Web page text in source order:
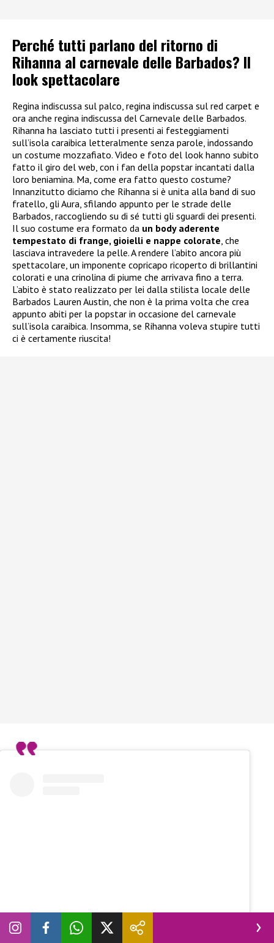
Perché tutti parlano del ritorno di
Rihanna al carnevale delle Barbados? Il
look spettacolare
Regina indiscussa sul palco, regina indiscussa sul red carpet e
ora anche regina indiscussa del Carnevale delle Barbados.
Rihanna ha lasciato tutti i presenti ai festeggiamenti
sull’isola caraibica letteralmente senza parole, indossando
un costume mozzafiato. Video e foto del look hanno subito
fatto il giro del web, con i fan della popstar incantati dalla
loro beniamina. Ma, come era fatto questo costume?
Innanzitutto diciamo che Rihanna si è unita alla band di suo
fratello, gli Aura, sfilando appunto per le strade delle
Barbados, raccogliendo su di sé tutti gli sguardi dei presenti.
Il suo costume era formato da un body aderente
tempestato di frange, gioielli e nappe colorate , che
lasciava intravedere la pelle. A rendere l’abito ancora più
spettacolare, un imponente copricapo ricoperto di brillantini
colorati e una crinolina di piume che arrivava fino a terra.
L’abito è stato realizzato per lei dalla stilista locale delle
Barbados Lauren Austin, che non è la prima volta che crea
appunto abiti per la popstar in occasione del carnevale
sull’isola caraibica. Insomma, se Rihanna voleva stupire tutti
ci è certamente riuscita!
Visualizza questo post su Instagram